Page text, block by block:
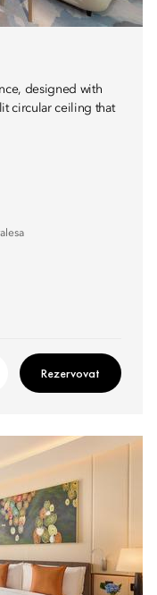
designed with
circular ceiling that
Rezervovat